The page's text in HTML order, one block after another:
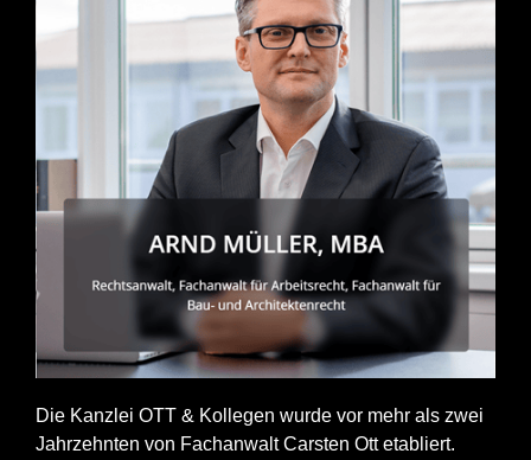
Die Kanzlei OTT & Kollegen wurde vor mehr als zwei
Jahrzehnten von Fachanwalt Carsten Ott etabliert.